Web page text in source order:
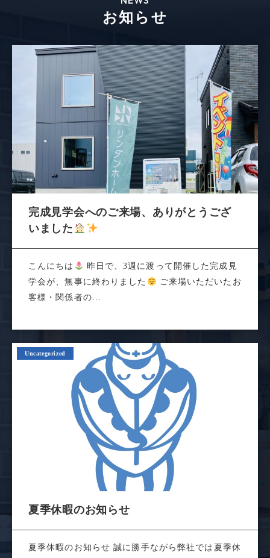
お知らせ
完成見学会へのご来場、ありがとうござ
いました
こんにちは
昨日で、3週に渡って開催した完成見
学会が、無事に終わりました
ご来場いただいたお
客様・関係者の...
Uncategorized
夏季休暇のお知らせ
夏季休暇のお知らせ 誠に勝手ながら弊社では夏季休